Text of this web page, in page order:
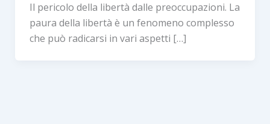
Il pericolo della libertà dalle preoccupazioni. La
paura della libertà è un fenomeno complesso
che può radicarsi in vari aspetti […]